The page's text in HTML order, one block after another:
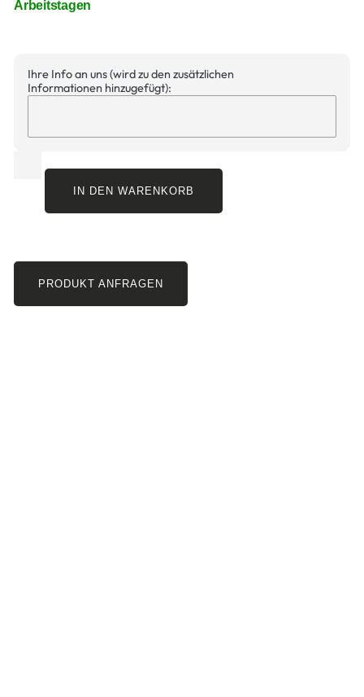
Arbeitstagen
Ihre Info an uns (wird zu den zusätzlichen
Informationen hinzugefügt):
IN DEN WARENKORB
PRODUKT ANFRAGEN